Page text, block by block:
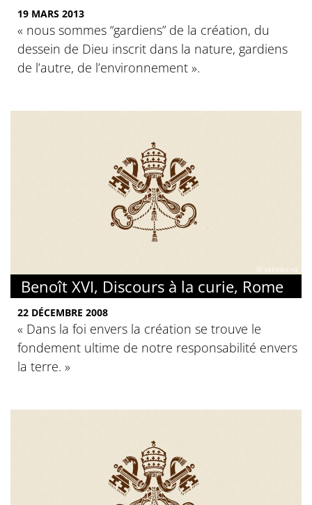
19 MARS 2013
« nous sommes “gardiens” de la création, du
dessein de Dieu inscrit dans la nature, gardiens
de l’autre, de l’environnement ».
© vatican.va
Benoît XVI, Discours à la curie, Rome
22 DÉCEMBRE 2008
« Dans la foi envers la création se trouve le
fondement ultime de notre responsabilité envers
la terre. »